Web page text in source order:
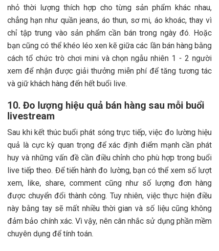
nhỏ thời lượng thích hợp cho từng sản phẩm khác nhau,
chẳng hạn như quần jeans, áo thun, sơ mi, áo khoác, thay vì
chỉ tập trung vào sản phẩm cần bán trong ngày đó. Hoặc
bạn cũng có thể khéo léo xen kẽ giữa các lần bán hàng bằng
cách tổ chức trò chơi mini và chọn ngẫu nhiên 1 - 2 người
xem để nhận được giải thưởng miễn phí để tăng tương tác
và giữ khách hàng đến hết buổi live.
10. Đo lượng hiệu quả bán hàng sau mỗi buổi
livestream
Sau khi kết thúc buổi phát sóng trực tiếp, việc đo lường hiệu
quả là cực kỳ quan trọng để xác định điểm mạnh cần phát
huy và những vấn đề cần điều chỉnh cho phù hợp trong buổi
live tiếp theo. Để tiến hành đo lường, bạn có thể xem số lượt
xem, like, share, comment cũng như số lượng đơn hàng
được chuyển đổi thành công. Tuy nhiên, việc thực hiện điều
này bằng tay sẽ mất nhiều thời gian và số liệu cũng không
đảm bảo chính xác. Vì vậy, nên cân nhắc sử dụng phần mềm
chuyên dụng để tính toán.